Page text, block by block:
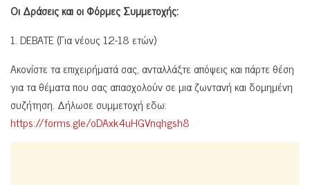
Οι Δράσεις και οι Φόρμες Συμμετοχής:
1. DEBATE (Για νέους 12-18 ετών)
Ακονίστε τα επιχειρήματά σας, ανταλλάξτε απόψεις και πάρτε θέση
για τα θέματα που σας απασχολούν σε μια ζωντανή και δομημένη
συζήτηση. Δήλωσε συμμετοχή εδω:
https://forms.gle/oDAxk4uHGVnqhgsh8